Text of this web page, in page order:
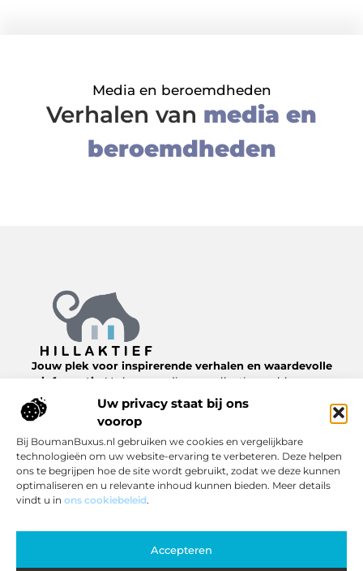
Uw privacy staat bij ons
voorop
Bij BoumanBuxus.nl gebruiken we cookies en vergelijkbare
technologieën om uw website-ervaring te verbeteren. Deze helpen
ons te begrijpen hoe de site wordt gebruikt, zodat we deze kunnen
optimaliseren en u relevante inhoud kunnen bieden. Meer details
vindt u in ons cookiebeleid.
Accepteren
Media en beroemdheden
Verhalen van media en
beroemdheden
Jouw plek voor inspirerende verhalen en waardevolle
informatie.
Verken een diverse collectie van blogs en
artikelen over het dagelijks leven, van nuttige tips tot
interessante inzichten, allemaal te vinden op
Bericht categorie
Onze informatie